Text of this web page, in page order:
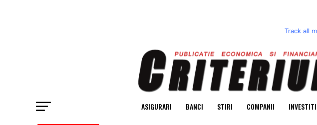
Track all
ASIGURARI BANCI STIRI COMPANII